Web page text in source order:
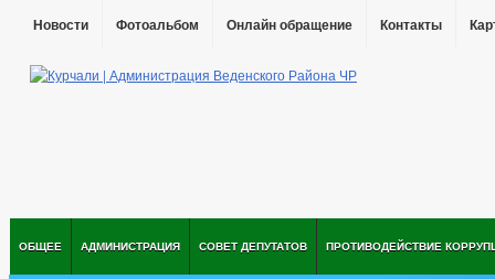
Новости Фотоальбом Онлайн обращение Контакты
ОБЩЕЕ АДМИНИСТРАЦИЯ СОВЕТ ДЕПУТАТОВ ПРОТИВОДЕЙСТВИЕ